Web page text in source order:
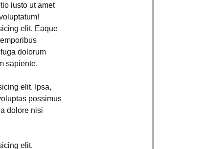
iusto ut amet
elit. Eaque
dolorum
sapiente.
elit. Ipsa,
possimus
dolore nisi
elit.